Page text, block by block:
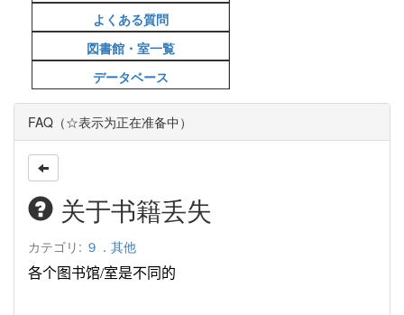
よくある質問
図書館・室一覧
データベース
FAQ（☆表示为正在准备中）
关于书籍丢失
カテゴリ: ９．其他
各个图书馆/室是不同的